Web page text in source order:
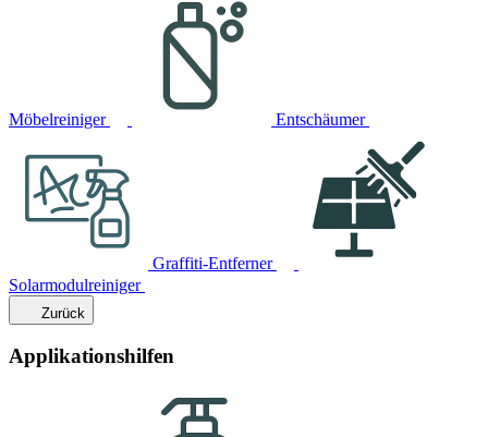
Möbelreiniger Entschäumer
Graffiti-Entferner
Solarmodulreiniger
Zurück
Applikationshilfen